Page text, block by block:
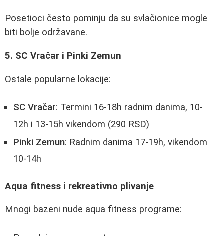
Posetioci često pominju da su svlačionice mogle
biti bolje održavane.
5. SC Vračar i Pinki Zemun
Ostale popularne lokacije:
SC Vračar: Termini 16-18h radnim danima, 10-
12h i 13-15h vikendom (290 RSD)
Pinki Zemun: Radnim danima 17-19h, vikendom
10-14h
Aqua fitness i rekreativno plivanje
Mnogi bazeni nude aqua fitness programe: